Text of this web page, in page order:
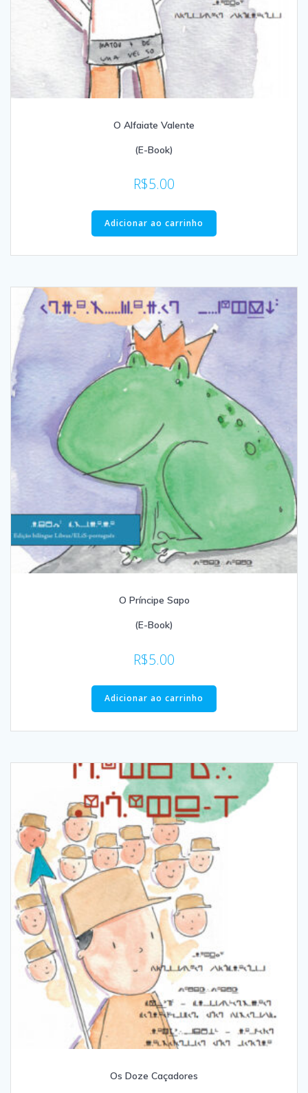
O Alfaiate Valente
(E-Book)
R$5.00
Adicionar ao carrinho
O Príncipe Sapo
(E-Book)
R$5.00
Adicionar ao carrinho
Os Doze Caçadores